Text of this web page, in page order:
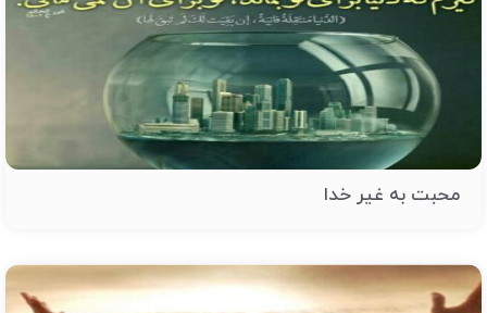
محبت به غیر خدا